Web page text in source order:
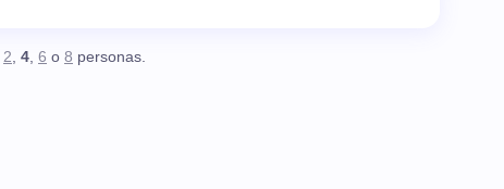
2, 4, 6 o 8 personas.